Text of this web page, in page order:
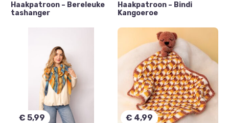
Haakpatroon – Bereleuke
tashanger
Haakpatroon – Bindi
Kangoeroe
€ 5,99 € 4,99